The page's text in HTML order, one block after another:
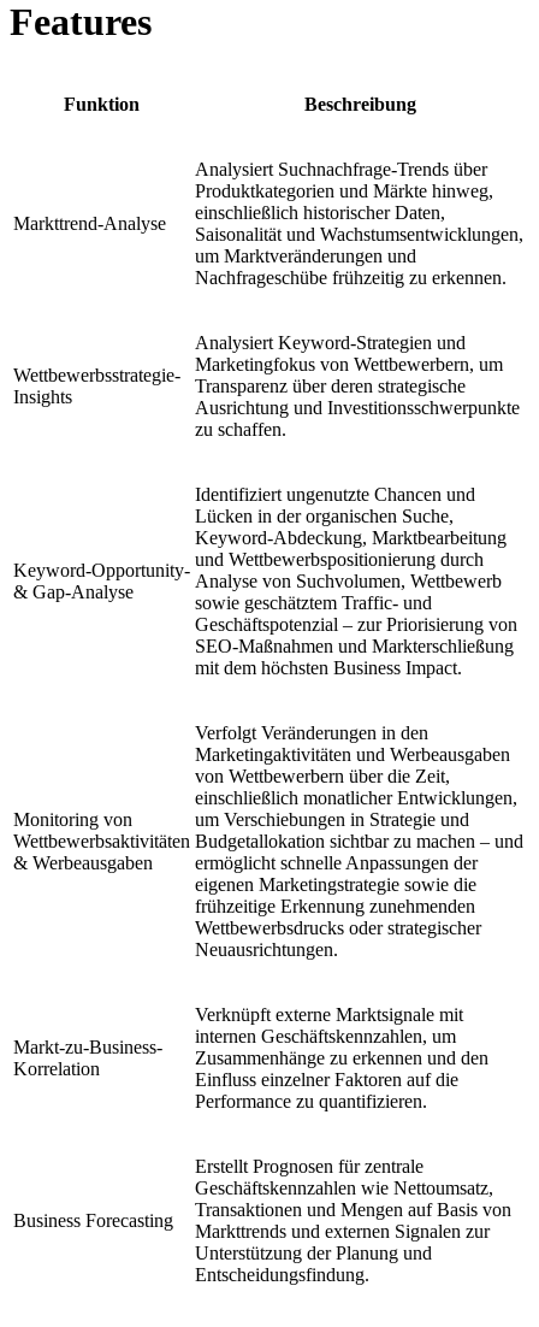
Features
Funktion Beschreibung
Markttrend-Analyse
Analysiert Suchnachfrage-Trends über
Produktkategorien und Märkte hinweg,
einschließlich historischer Daten,
Saisonalität und Wachstumsentwicklungen,
um Marktveränderungen und
Nachfrageschübe frühzeitig zu erkennen.
Wettbewerbsstrategie-
Insights
Analysiert Keyword-Strategien und
Marketingfokus von Wettbewerbern, um
Transparenz über deren strategische
Ausrichtung und Investitionsschwerpunkte
zu schaffen.
Keyword-Opportunity-
& Gap-Analyse
Identifiziert ungenutzte Chancen und
Lücken in der organischen Suche,
Keyword-Abdeckung, Marktbearbeitung
und Wettbewerbspositionierung durch
Analyse von Suchvolumen, Wettbewerb
sowie geschätztem Traffic- und
Geschäftspotenzial – zur Priorisierung von
SEO-Maßnahmen und Markterschließung
mit dem höchsten Business Impact.
Monitoring von
Wettbewerbsaktivitäten
& Werbeausgaben
Verfolgt Veränderungen in den
Marketingaktivitäten und Werbeausgaben
von Wettbewerbern über die Zeit,
einschließlich monatlicher Entwicklungen,
um Verschiebungen in Strategie und
Budgetallokation sichtbar zu machen – und
ermöglicht schnelle Anpassungen der
eigenen Marketingstrategie sowie die
frühzeitige Erkennung zunehmenden
Wettbewerbsdrucks oder strategischer
Neuausrichtungen.
Markt-zu-Business-
Korrelation
Verknüpft externe Marktsignale mit
internen Geschäftskennzahlen, um
Zusammenhänge zu erkennen und den
Einfluss einzelner Faktoren auf die
Performance zu quantifizieren.
Business Forecasting
Erstellt Prognosen für zentrale
Geschäftskennzahlen wie Nettoumsatz,
Transaktionen und Mengen auf Basis von
Markttrends und externen Signalen zur
Unterstützung der Planung und
Entscheidungsfindung.